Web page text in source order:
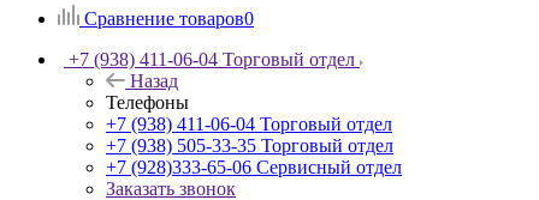
Сравнение товаров0
+7 (938) 411-06-04 Торговый отдел
Назад
Телефоны
+7 (938) 411-06-04 Торговый отдел
+7 (938) 505-33-35 Торговый отдел
+7 (928)333-65-06 Сервисный отдел
Заказать звонок